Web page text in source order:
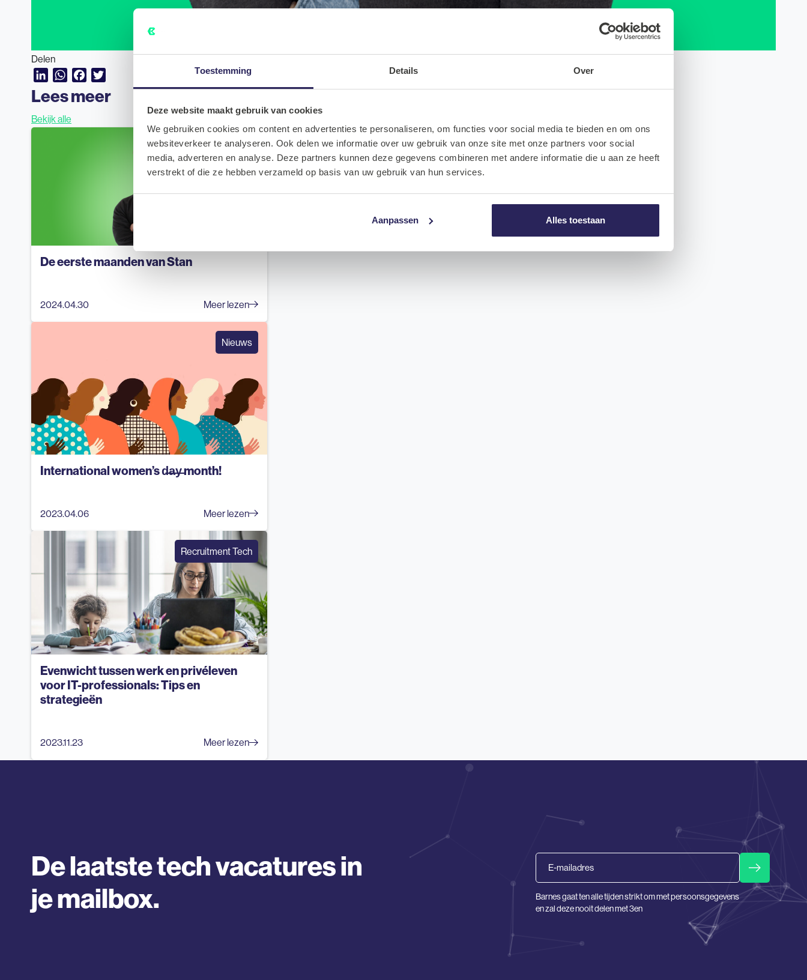
Toestemming Details Over
Deze website maakt gebruik van cookies
We gebruiken cookies om content en advertenties te personaliseren, om functies voor social media te bieden en om ons
websiteverkeer te analyseren. Ook delen we informatie over uw gebruik van onze site met onze partners voor social
media, adverteren en analyse. Deze partners kunnen deze gegevens combineren met andere informatie die u aan ze heeft
verstrekt of die ze hebben verzameld op basis van uw gebruik van hun services.
Aanpassen Alles toestaan
Delen
LinkedInWhatsAppFacebook
Lees meer
Bekijk alle
Nieuws
De eerste maanden van Stan
2024.04.30 Meer lezen
Nieuws
International women’s d̶a̶y̶ month!
2023.04.06 Meer lezen
Recruitment Tech
Evenwicht tussen werk en privéleven
voor IT-professionals: Tips en
strategieën
2023.11.23 Meer lezen
De laatste tech vacatures in
je mailbox.
Barnes gaat ten alle tijden strikt om met persoonsgegevens
en zal deze nooit delen met 3en